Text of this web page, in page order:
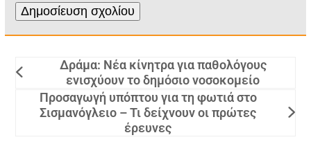
Δράμα: Νέα κίνητρα για παθολόγους
ενισχύουν το δημόσιο νοσοκομείο
Προσαγωγή υπόπτου για τη φωτιά στο
Σισμανόγλειο – Τι δείχνουν οι πρώτες
έρευνες